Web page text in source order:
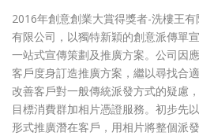
2016年創意創業大賞得獎者-洗樓王
有限公司，以獨特新穎的創意派傳單
一站式宣傳策劃及推廣方案。公司因
客戶度身訂造推廣方案，繼以尋找合
改善客戶對一般傳統派發方式的疑慮
目標消費群加相片憑證服務。初步先
形式推廣潛在客戶，用相片將整個派